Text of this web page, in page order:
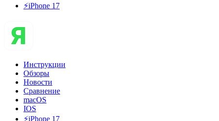
⚡️iPhone 17
Инструкции
Обзоры
Новости
Сравнение
macOS
IOS
⚡️iPhone 17